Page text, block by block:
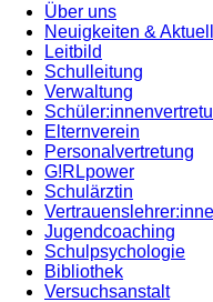
Über uns
Neuigkeiten &
Leitbild
Schulleitung
Verwaltung
Elternverein
Personalvertretung
G!RLpower
Schulärztin
Jugendcoaching
Schulpsychologie
Bibliothek
Versuchsanstalt